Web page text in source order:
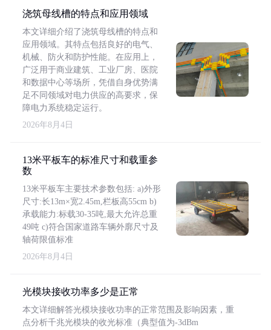
浇筑母线槽的特点和应用领域
本文详细介绍了浇筑母线槽的特点和
应用领域。其特点包括良好的电气、
机械、防火和防护性能。在应用上，
广泛用于商业建筑、工业厂房、医院
和数据中心等场所，凭借自身优势满
足不同领域对电力供应的高要求，保
障电力系统稳定运行。
2026年8月4日
13米平板车的标准尺寸和载重参
数
13米平板车主要技术参数包括: a)外形
尺寸:长13m×宽2.45m,栏板高55cm b)
承载能力:标载30-35吨,最大允许总重
49吨 c)符合国家道路车辆外廓尺寸及
轴荷限值标准
2026年8月4日
光模块接收功率多少是正常
本文详细解答光模块接收功率的正常范围及影响因素，重
点分析千兆光模块的收光标准（典型值为-3dBm